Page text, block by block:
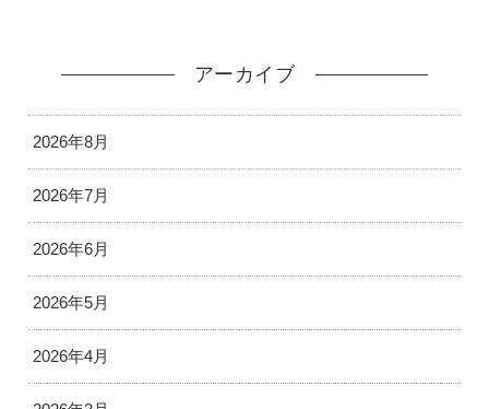
アーカイブ
2026年8月
2026年7月
2026年6月
2026年5月
2026年4月